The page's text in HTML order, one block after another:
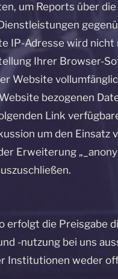
um Reports über
IP-Adresse wird nicht
Ihrer Browser-
Website
bezogenen
Link
um den Einsatz
Erweiterung
erfolgt die Preisgabe
-nutzung bei uns
Institutionen weder